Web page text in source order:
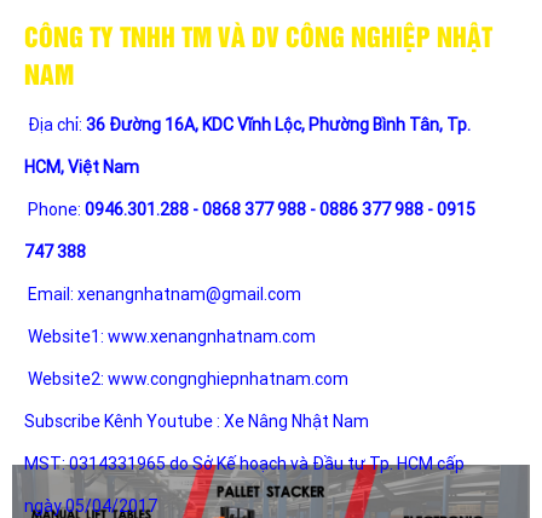
CÔNG TY TNHH TM VÀ DV CÔNG NGHIỆP NHẬT
NAM
Địa chỉ: 36 Đường 16A, KDC Vĩnh Lộc, Phường Bình Tân, Tp.
HCM, Việt Nam
Phone: 0946.301.288 - 0868 377 988 - 0886 377 988 - 0915
747 388
Email: xenangnhatnam@gmail.com
Website1: www.xenangnhatnam.com
Website2: www.congnghiepnhatnam.com
Subscribe Kênh Youtube : Xe Nâng Nhật Nam
MST: 0314331965 do Sở Kế hoạch và Đầu tư Tp. HCM cấp
ngày 05/04/2017